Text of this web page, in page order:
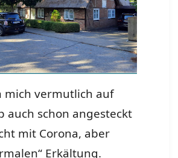
mich vermutlich auf
auch schon angesteckt
mit Corona, aber
Erkältung.